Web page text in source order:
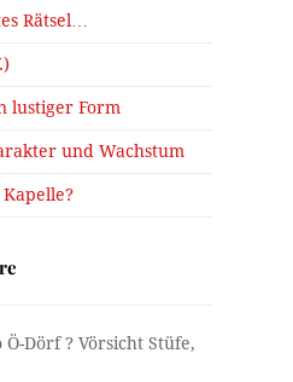
Rätsel…
lustiger Form
und Wachstum
Ö-Dörf ? Vörsicht Stüfe,